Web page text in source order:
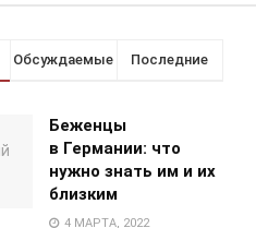
Обсуждаемые Последние
Беженцы
в Германии: что
нужно знать им и их
близким
4 МАРТА, 2022